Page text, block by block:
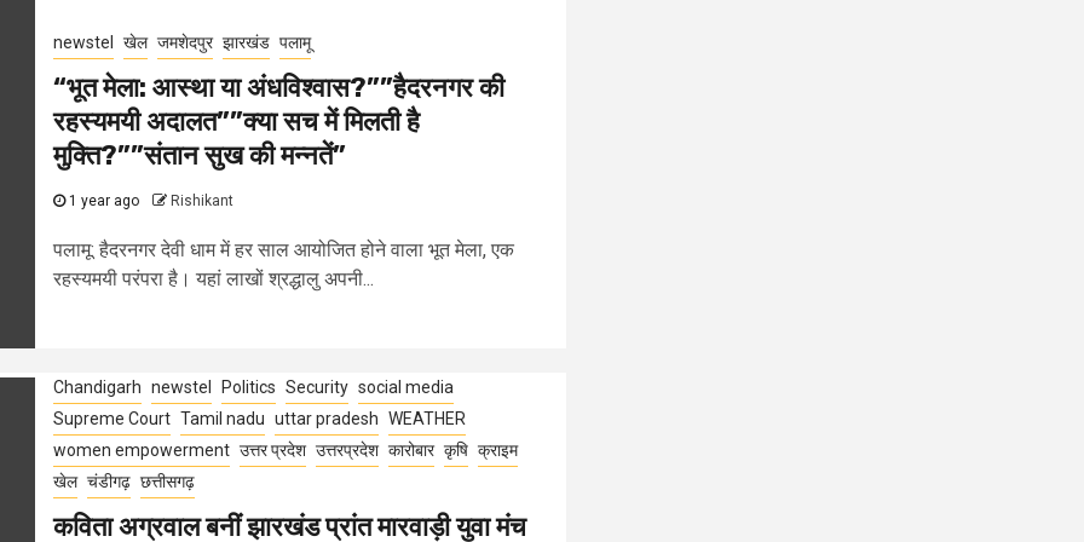
newstel खेल जमशेदपुर झारखंड पलामू
“भूत मेला: आस्था या अंधविश्वास?””हैदरनगर की
रहस्यमयी अदालत””क्या सच में मिलती है
मुक्ति?””संतान सुख की मन्नतें”
1 year ago Rishikant
पलामू: हैदरनगर देवी धाम में हर साल आयोजित होने वाला भूत मेला, एक
रहस्यमयी परंपरा है। यहां लाखों श्रद्धालु अपनी...
Chandigarh newstel Politics Security social media
Supreme Court Tamil nadu uttar pradesh WEATHER
women empowerment उत्तर प्रदेश उत्तरप्रदेश कारोबार कृषि क्राइम
खेल चंडीगढ़ छत्तीसगढ़
कविता अग्रवाल बनीं झारखंड प्रांत मारवाड़ी युवा मंच